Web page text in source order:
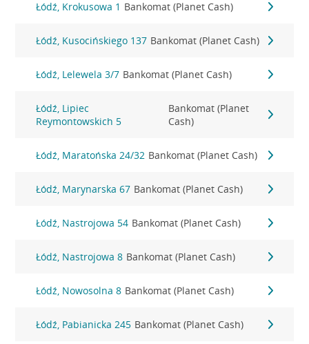
Łódź, Krokusowa 1 Bankomat (Planet Cash)
Łódź, Kusocińskiego 137 Bankomat (Planet Cash)
Łódź, Lelewela 3/7 Bankomat (Planet Cash)
Łódź, Lipiec
Reymontowskich 5
Bankomat (Planet
Cash)
Łódź, Maratońska 24/32 Bankomat (Planet Cash)
Łódź, Marynarska 67 Bankomat (Planet Cash)
Łódź, Nastrojowa 54 Bankomat (Planet Cash)
Łódź, Nastrojowa 8 Bankomat (Planet Cash)
Łódź, Nowosolna 8 Bankomat (Planet Cash)
Łódź, Pabianicka 245 Bankomat (Planet Cash)